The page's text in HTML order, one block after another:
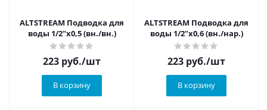
ALTSTREAM Подводка для
воды 1/2"x0,5 (вн./вн.)
223 руб./шт
В корзину
ALTSTREAM Подводка для
воды 1/2"x0,6 (вн./нар.)
223 руб./шт
В корзину